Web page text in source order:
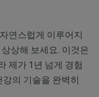
연스럽게 이루어지
상해 보세요. 이것은
제가 1년 넘게 경험
의 기술을 완벽히